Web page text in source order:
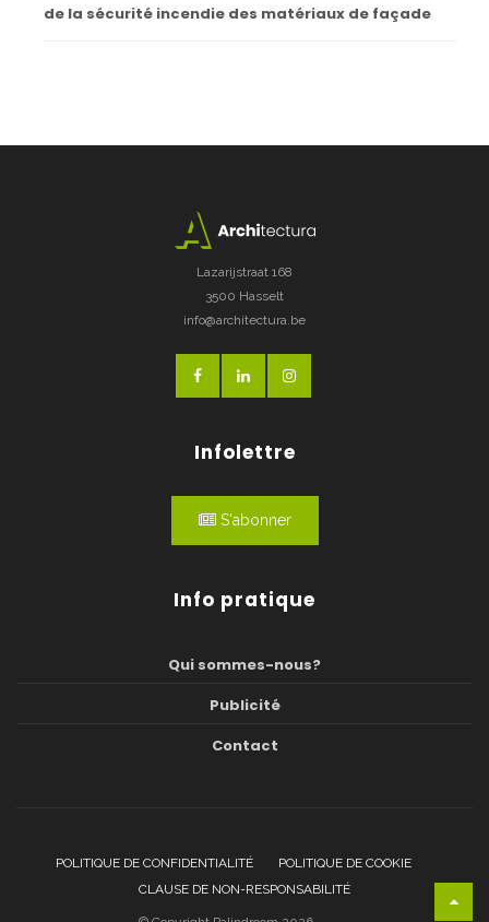
de la sécurité incendie des matériaux de façade
Lazarijstraat 168
3500 Hasselt
info@architectura.be
Infolettre
S'abonner
Info pratique
Qui sommes-nous?
Publicité
Contact
POLITIQUE DE CONFIDENTIALITÉ
POLITIQUE DE COOKIE
CLAUSE DE NON-RESPONSABILITÉ